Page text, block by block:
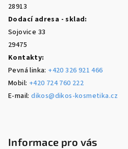
28913
Dodací adresa - sklad:
Sojovice 33
29475
Kontakty:
Pevná linka: +420 326 921 466
Mobil: +420 724 760 222
E-mail:dikos@dikos-kosmetika.cz
Informace pro vás